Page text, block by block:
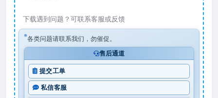
下载遇到问题？可联系客服或反馈
各类问题请联系我们，勿催促。
售后通道
提交工单
私信客服